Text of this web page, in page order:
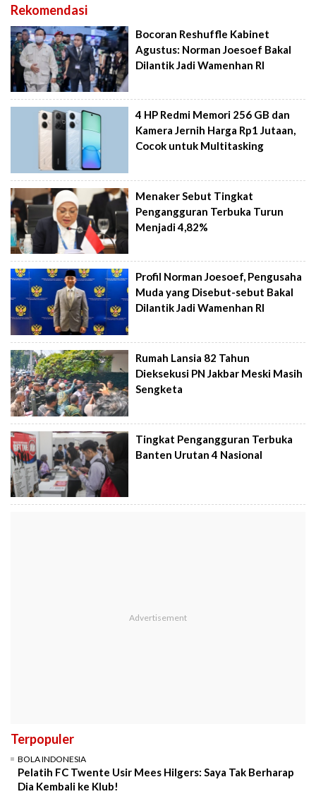
Rekomendasi
Bocoran Reshuffle Kabinet
Agustus: Norman Joesoef Bakal
Dilantik Jadi Wamenhan RI
4 HP Redmi Memori 256 GB dan
Kamera Jernih Harga Rp1 Jutaan,
Cocok untuk Multitasking
Menaker Sebut Tingkat
Pengangguran Terbuka Turun
Menjadi 4,82%
Profil Norman Joesoef, Pengusaha
Muda yang Disebut-sebut Bakal
Dilantik Jadi Wamenhan RI
Rumah Lansia 82 Tahun
Dieksekusi PN Jakbar Meski Masih
Sengketa
Tingkat Pengangguran Terbuka
Banten Urutan 4 Nasional
Terpopuler
BOLA INDONESIA
Pelatih FC Twente Usir Mees Hilgers: Saya Tak Berharap
Dia Kembali ke Klub!